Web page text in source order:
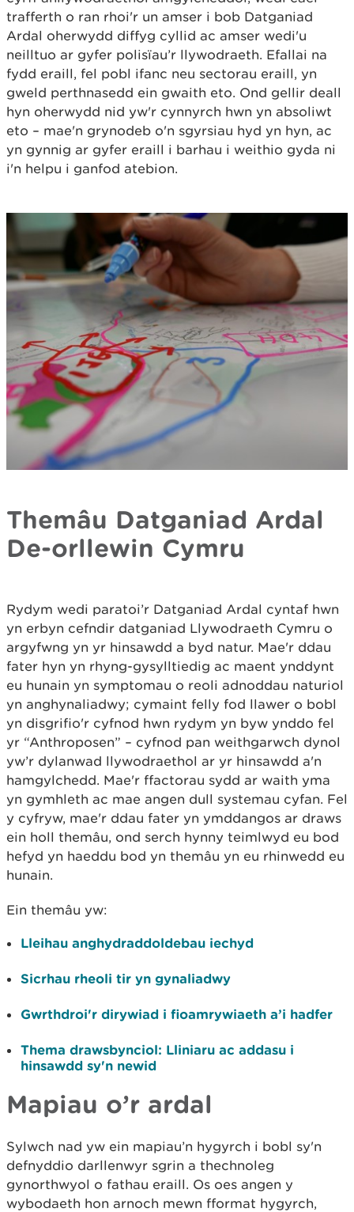
trafferth o ran rhoi'r un amser i bob Datganiad
Ardal oherwydd diffyg cyllid ac amser wedi'u
neilltuo ar gyfer polisïau’r llywodraeth. Efallai na
fydd eraill, fel pobl ifanc neu sectorau eraill, yn
gweld perthnasedd ein gwaith eto. Ond gellir deall
hyn oherwydd nid yw'r cynnyrch hwn yn absoliwt
eto – mae'n grynodeb o'n sgyrsiau hyd yn hyn, ac
yn gynnig ar gyfer eraill i barhau i weithio gyda ni
i'n helpu i ganfod atebion.
Themâu Datganiad Ardal
De-orllewin Cymru
Rydym wedi paratoi’r Datganiad Ardal cyntaf hwn
yn erbyn cefndir datganiad Llywodraeth Cymru o
argyfwng yn yr hinsawdd a byd natur. Mae'r ddau
fater hyn yn rhyng-gysylltiedig ac maent ynddynt
eu hunain yn symptomau o reoli adnoddau naturiol
yn anghynaliadwy; cymaint felly fod llawer o bobl
yn disgrifio'r cyfnod hwn rydym yn byw ynddo fel
yr “Anthroposen” – cyfnod pan weithgarwch dynol
yw’r dylanwad llywodraethol ar yr hinsawdd a'n
hamgylchedd. Mae'r ffactorau sydd ar waith yma
yn gymhleth ac mae angen dull systemau cyfan. Fel
y cyfryw, mae'r ddau fater yn ymddangos ar draws
ein holl themâu, ond serch hynny teimlwyd eu bod
hefyd yn haeddu bod yn themâu yn eu rhinwedd eu
hunain.
Ein themâu yw:
Lleihau anghydraddoldebau iechyd
Sicrhau rheoli tir yn gynaliadwy
Gwrthdroi'r dirywiad i fioamrywiaeth a’i hadfer
Thema drawsbynciol: Lliniaru ac addasu i
hinsawdd sy'n newid
Mapiau o’r ardal
Sylwch nad yw ein mapiau’n hygyrch i bobl sy'n
defnyddio darllenwyr sgrin a thechnoleg
gynorthwyol o fathau eraill. Os oes angen y
wybodaeth hon arnoch mewn fformat hygyrch,